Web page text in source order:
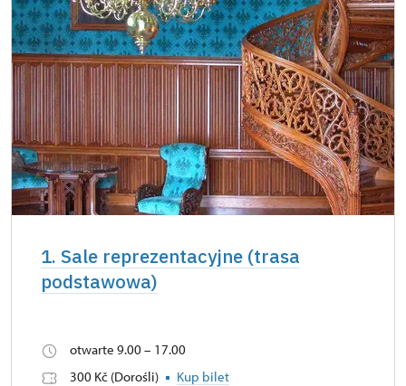
1. Sale reprezentacyjne (trasa
podstawowa)
otwarte 9.00 – 17.00
300 Kč (Dorośli)
Kup bilet